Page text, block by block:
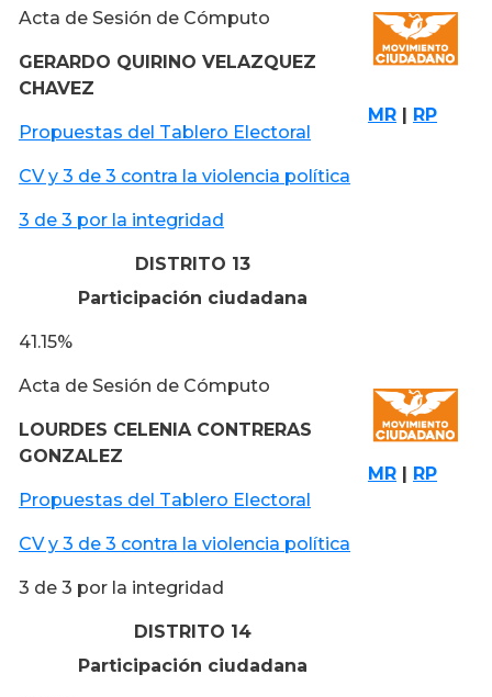
Acta de Sesión de Cómputo
GERARDO QUIRINO VELAZQUEZ
CHAVEZ
Propuestas del Tablero Electoral
CV y 3 de 3 contra la violencia política
3 de 3 por la integridad
MR | RP
DISTRITO 13
Participación ciudadana
41.15%
Acta de Sesión de Cómputo
LOURDES CELENIA CONTRERAS
GONZALEZ
Propuestas del Tablero Electoral
CV y 3 de 3 contra la violencia política
3 de 3 por la integridad
MR | RP
DISTRITO 14
Participación ciudadana